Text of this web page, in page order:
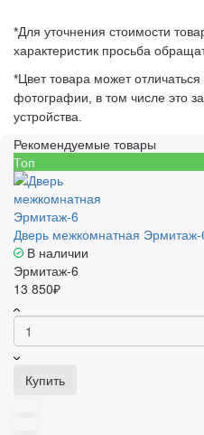
*Для уточнения стоимости
характеристик просьба
*Цвет товара может
фотографии, в том числе это
устройства.
Рекомендуемые товары
Топ
Дверь межкомнатная Эрмитаж-
В наличии
Эрмитаж-6
13 850₽
Купить